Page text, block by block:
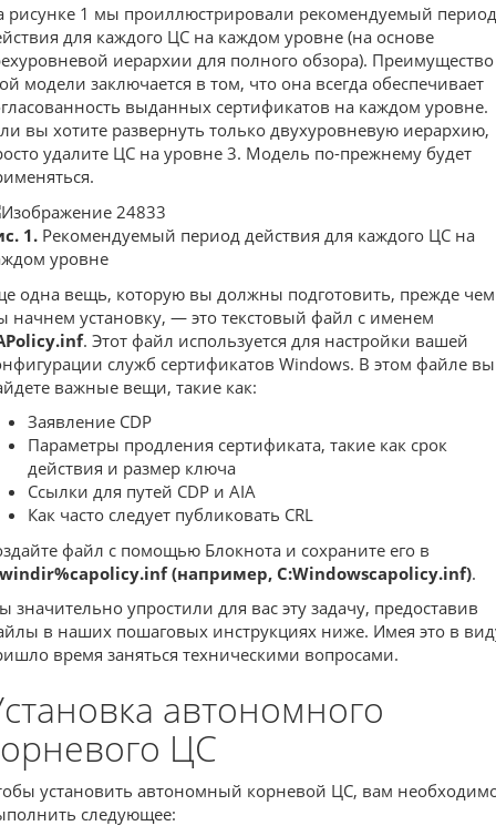
рисунке 1 мы проиллюстрировали рекомендуемый период
для каждого ЦС на каждом уровне (на основе
иерархии для полного обзора). Преимущество
модели заключается в том, что она всегда обеспечивает
выданных сертификатов на каждом уровне.
вы хотите развернуть только двухуровневую иерархию,
удалите ЦС на уровне 3. Модель по-прежнему будет
1. Рекомендуемый период действия для каждого ЦС на
уровне
одна вещь, которую вы должны подготовить, прежде чем
начнем установку, — это текстовый файл с именем
. Этот файл используется для настройки вашей
служб сертификатов Windows. В этом файле вы
важные вещи, такие как:
Заявление CDP
Параметры продления сертификата, такие как срок
действия и размер ключа
Ссылки для путей CDP и AIA
Как часто следует публиковать CRL
файл с помощью Блокнота и сохраните его в
(например, C:Windowscapolicy.inf).
значительно упростили для вас эту задачу, предоставив
в наших пошаговых инструкциях ниже. Имея это в
время заняться техническими вопросами.
автономного
ЦС
установить автономный корневой ЦС, вам
следующее: